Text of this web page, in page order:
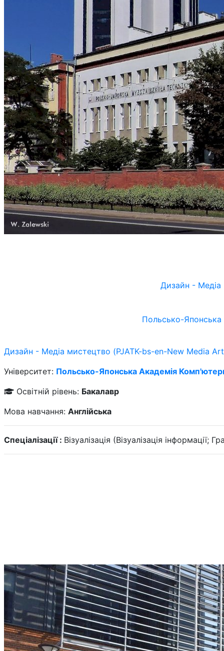
Дизайн - Медіа
Польсько-Японська
Дизайн - Медіа мистецтво (PJATK-bs-en-New Media
Університет: Польсько-Японська Академія
Освітній рівень: Бакалавр
Мова навчання: Англійська
Спеціалізації : Візуалізація (Візуалізація інформації;